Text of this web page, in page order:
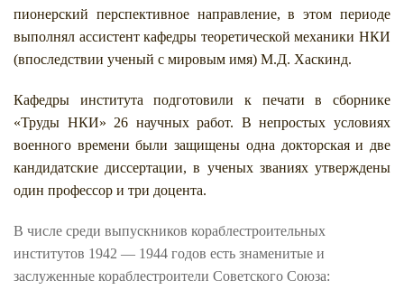
пионерский перспективное направление, в этом периоде
выполнял ассистент кафедры теоретической механики НКИ
(впоследствии ученый с мировым имя) М.Д. Хаскинд.
Кафедры института подготовили к печати в сборнике
«Труды НКИ» 26 научных работ. В непростых условиях
военного времени были защищены одна докторская и две
кандидатские диссертации, в ученых званиях утверждены
один профессор и три доцента.
В числе среди выпускников кораблестроительных
институтов 1942 — 1944 годов есть знаменитые и
заслуженные кораблестроители Советского Союза: